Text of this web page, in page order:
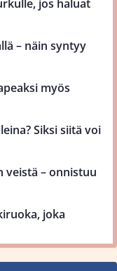
jos haluat
– näin syntyy
myös
Siksi siitä voi
veistä – onnistuu
joka